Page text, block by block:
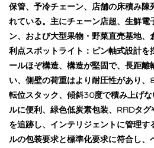
保管、予冷チェーン、店舗の床積み陳
れている。主にチェーン店超、生鮮電
ン、および大型果物・野菜直売基地、
利点スポットライト：ピン軸式設計を
ールほぞ構造、構造が堅固で、長距離
い、側壁の荷重はより耐圧性があり、
転位スタック、傾斜30度で積み上げ
ルに便利、緑色低炭素包装、RFIDタ
を追跡し、インテリジェントに管理
ルの包装要求と標準化要求に符合し、